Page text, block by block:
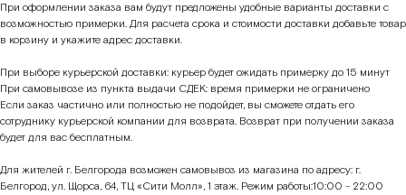
При оформлении заказа вам будут предложены удобные варианты доставки с
возможностью примерки. Для расчета срока и стоимости доставки добавьте товар
в корзину и укажите адрес доставки.
При выборе курьерской доставки: курьер будет ожидать примерку до 15 минут
При самовывозе из пункта выдачи СДЕК: время примерки не ограничено
Если заказ частично или полностью не подойдет, вы сможете отдать его
сотруднику курьерской компании для возврата. Возврат при получении заказа
будет для вас бесплатным.
Для жителей г. Белгорода возможен самовывоз из магазина по адресу: г.
Белгород, ул. Щорса, 64, ТЦ «Сити Молл», 1 этаж. Режим работы:10:00 - 22:00